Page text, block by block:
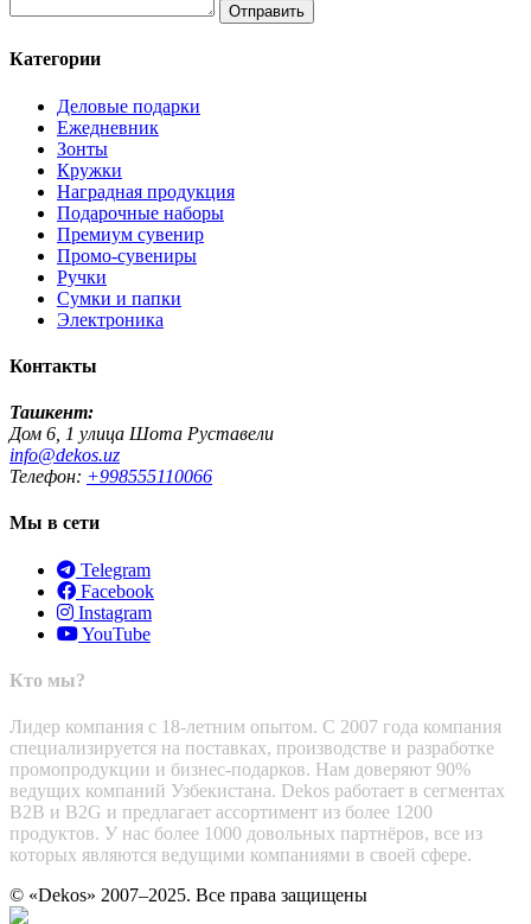
Отправить
Категории
Деловые подарки
Ежедневник
Зонты
Кружки
Наградная продукция
Подарочные наборы
Премиум сувенир
Промо-сувениры
Ручки
Сумки и папки
Электроника
Контакты
Ташкент:
Дом 6, 1 улица Шота Руставели
info@dekos.uz
Телефон: +998555110066
Мы в сети
Telegram
Facebook
Instagram
YouTube
Кто мы?
Лидер компания с 18-летним опытом. С 2007 года компания
специализируется на поставках, производстве и разработке
промопродукции и бизнес-подарков. Нам доверяют 90%
ведущих компаний Узбекистана. Dekos работает в сегментах
B2B и B2G и предлагает ассортимент из более 1200
продуктов. У нас более 1000 довольных партнёров, все из
которых являются ведущими компаниями в своей сфере.
© «Dekos» 2007–2025. Все права защищены